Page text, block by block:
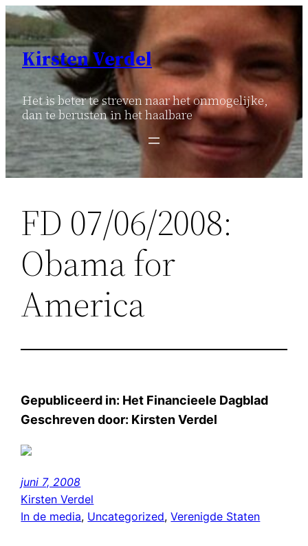
Ga
naar
inhoud
Kirsten Verdel
Het is beter te streven naar het onmogelijke,
dan te berusten in het haalbare
FD 07/06/2008:
Obama for
America
Gepubliceerd in: Het Financieele Dagblad
Geschreven door: Kirsten Verdel
juni 7, 2008
Kirsten Verdel
In de media, Uncategorized, Verenigde Staten